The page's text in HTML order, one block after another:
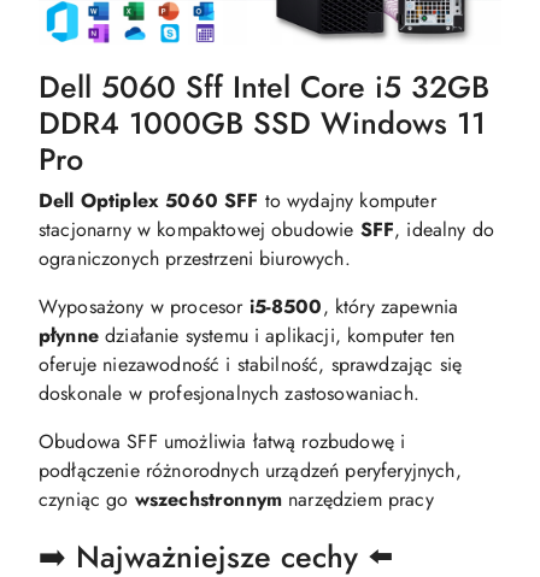
Dell 5060 Sff Intel Core i5 32GB
DDR4 1000GB SSD Windows 11
Pro
Dell Optiplex 5060 SFF to wydajny komputer
stacjonarny w kompaktowej obudowie SFF, idealny do
ograniczonych przestrzeni biurowych.
Wyposażony w procesor i5-8500, który zapewnia
płynnedziałanie systemu i aplikacji, komputer ten
oferuje niezawodność i stabilność, sprawdzając się
doskonale w profesjonalnych zastosowaniach.
Obudowa SFF umożliwia łatwą rozbudowę i
podłączenie różnorodnych urządzeń peryferyjnych,
czyniąc go wszechstronnym narzędziem pracy
➡️ Najważniejsze cechy ⬅️